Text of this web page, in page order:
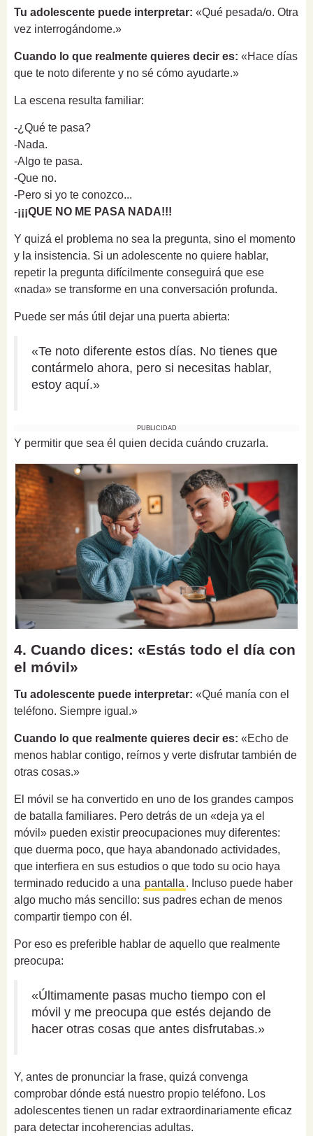
Tu adolescente puede interpretar: «Qué pesada/o. Otra
vez interrogándome.»
Cuando lo que realmente quieres decir es: «Hace días
que te noto diferente y no sé cómo ayudarte.»
La escena resulta familiar:
-¿Qué te pasa?
-Nada.
-Algo te pasa.
-Que no.
-Pero si yo te conozco...
-¡¡¡QUE NO ME PASA NADA!!!
Y quizá el problema no sea la pregunta, sino el momento
y la insistencia. Si un adolescente no quiere hablar,
repetir la pregunta difícilmente conseguirá que ese
«nada» se transforme en una conversación profunda.
Puede ser más útil dejar una puerta abierta:
«Te noto diferente estos días. No tienes que
contármelo ahora, pero si necesitas hablar,
estoy aquí.»
PUBLICIDAD
Y permitir que sea él quien decida cuándo cruzarla.
4. Cuando dices: «Estás todo el día con
el móvil»
Tu adolescente puede interpretar: «Qué manía con el
teléfono. Siempre igual.»
Cuando lo que realmente quieres decir es: «Echo de
menos hablar contigo, reírnos y verte disfrutar también de
otras cosas.»
El móvil se ha convertido en uno de los grandes campos
de batalla familiares. Pero detrás de un «deja ya el
móvil» pueden existir preocupaciones muy diferentes:
que duerma poco, que haya abandonado actividades,
que interfiera en sus estudios o que todo su ocio haya
terminado reducido a una pantalla . Incluso puede haber
algo mucho más sencillo: sus padres echan de menos
compartir tiempo con él.
Por eso es preferible hablar de aquello que realmente
preocupa:
«Últimamente pasas mucho tiempo con el
móvil y me preocupa que estés dejando de
hacer otras cosas que antes disfrutabas.»
Y, antes de pronunciar la frase, quizá convenga
comprobar dónde está nuestro propio teléfono. Los
adolescentes tienen un radar extraordinariamente eficaz
para detectar incoherencias adultas.